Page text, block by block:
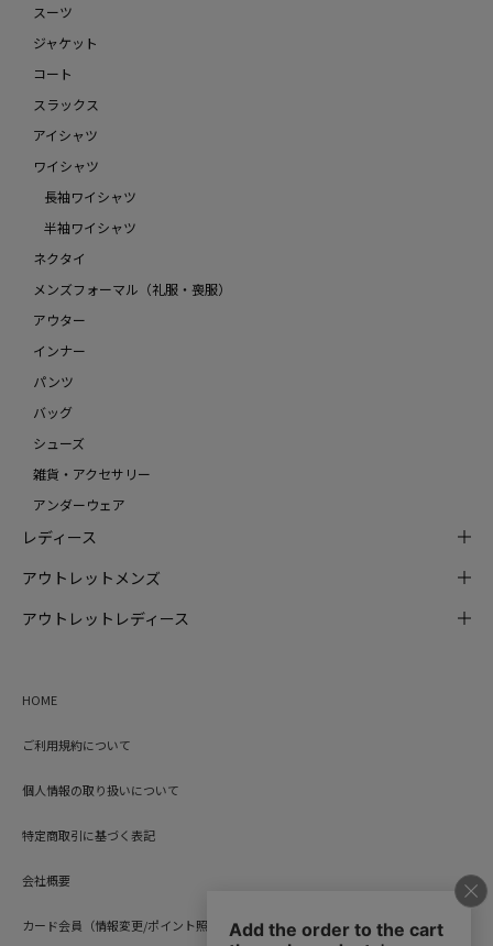
スーツ
ジャケット
コート
スラックス
アイシャツ
ワイシャツ
長袖ワイシャツ
半袖ワイシャツ
ネクタイ
メンズフォーマル（礼服・喪服）
アウター
インナー
パンツ
バッグ
シューズ
雑貨・アクセサリー
アンダーウェア
レディース
アウトレットメンズ
アウトレットレディース
HOME
ご利用規約について
個人情報の取り扱いについて
特定商取引に基づく表記
会社概要
カード会員（情報変更/ポイント照会）